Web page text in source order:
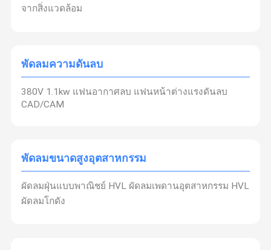
จากสิ่งแวดล้อม
พัดลมความดันลบ
380V 1.1kw แฟนอากาศลบ แฟนหน้าต่างแรงดันลบ
CAD/CAM
พัดลมขนาดสูงอุตสาหกรรม
ผัดลมฝุ่นแบบพาณิชย์ HVL ผัดลมเพดานอุตสาหกรรม HVL
ผัดลมโกดัง